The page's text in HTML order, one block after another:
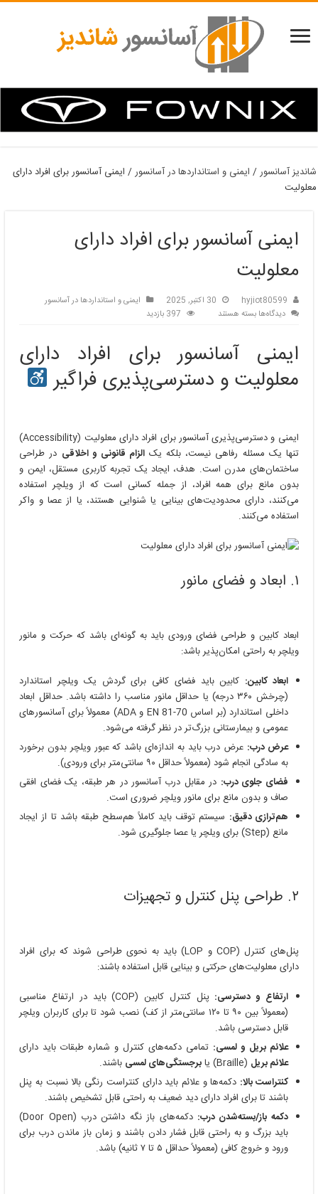
شاندیز آسانسور/ ایمنی و استانداردها در آسانسور/ ایمنی آسانسور برای افراد دارای
معلولیت
ایمنی آسانسور برای افراد دارای
معلولیت
hyjiot80599 30 اکتبر, 2025
ایمنی و استانداردها در آسانسور
دیدگاه‌هابرای
دارای
بسته هستند 397 بازدید
ایمنی آسانسور برای افراد دارای
معلولیت و دسترسی‌پذیری فراگیر
ایمنی و دسترسی‌پذیری آسانسور برای افراد دارای معلولیت (Accessibility)
تنها یک مسئله رفاهی نیست، بلکه یکالزام قانونی و اخلاقی در طراحی
ساختمان‌های مدرن است. هدف، ایجاد یک تجربه کاربری مستقل، ایمن و
بدون مانع برای همه افراد، از جمله کسانی است که از ویلچر استفاده
می‌کنند، دارای محدودیت‌های بینایی یا شنوایی هستند، یا از عصا و واکر
استفاده می‌کنند.
۱. ابعاد و فضای مانور
ابعاد کابین و طراحی فضای ورودی باید به گونه‌ای باشد که حرکت و مانور
ویلچر به راحتی امکان‌پذیر باشد:
ابعاد کابین: کابین باید فضای کافی برای گردش یک ویلچر استاندارد
(چرخش ۳۶۰ درجه) یا حداقل مانور مناسب را داشته باشد. حداقل ابعاد
داخلی استاندارد (بر اساس EN 81-70 و ADA) معمولاً برای آسانسورهای
عمومی و بیمارستانی بزرگ‌تر در نظر گرفته می‌شود.
عرض درب: عرض درب باید به اندازه‌ای باشد که عبور ویلچر بدون برخورد
به سادگی انجام شود (معمولاً حداقل ۹۰ سانتی‌متر برای ورودی).
فضای جلوی درب: در مقابل درب آسانسور در هر طبقه، یک فضای افقی
صاف و بدون مانع برای مانور ویلچر ضروری است.
هم‌ترازی دقیق: سیستم توقف باید کاملاً هم‌سطح طبقه باشد تا از ایجاد
مانع (Step) برای ویلچر یا عصا جلوگیری شود.
۲. طراحی پنل کنترل و تجهیزات
پنل‌های کنترل (COP و LOP) باید به نحوی طراحی شوند که برای افراد
دارای معلولیت‌های حرکتی و بینایی قابل استفاده باشند:
ارتفاع و دسترسی:
پنل کنترل کابین (COP) باید در ارتفاع مناسبی
(معمولاً بین ۹۰ تا ۱۲۰ سانتی‌متر از کف) نصب شود تا برای کاربران ویلچر
قابل دسترسی باشد.
علائم بریل و لمسی: تمامی دکمه‌های کنترل و شماره طبقات باید دارای
علائم بریل (Braille) یا برجستگی‌های لمسی باشند.
کنتراست بالا: دکمه‌ها و علائم باید دارای کنتراست رنگی بالا نسبت به پنل
باشند تا برای افراد دارای دید ضعیف به راحتی قابل تشخیص باشند.
دکمه باز/بسته‌شدن درب:
دکمه‌های باز نگه داشتن درب (Door Open)
باید بزرگ و به راحتی قابل فشار دادن باشند و زمان باز ماندن درب برای
ورود و خروج کافی (معمولاً حداقل ۵ تا ۷ ثانیه) باشد.